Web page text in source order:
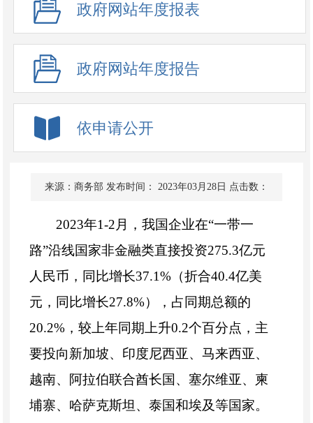
政府网站年度报表
政府网站年度报告
依申请公开
来源：商务部 发布时间： 2023年03月28日 点击数：
2023年1-2月，我国企业在“一带一
路”沿线国家非金融类直接投资275.3亿元
人民币，同比增长37.1%（折合40.4亿美
元，同比增长27.8%），占同期总额的
20.2%，较上年同期上升0.2个百分点，主
要投向新加坡、印度尼西亚、马来西亚、
越南、阿拉伯联合酋长国、塞尔维亚、柬
埔寨、哈萨克斯坦、泰国和埃及等国家。